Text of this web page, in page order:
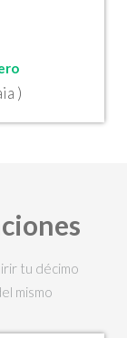
)
tu décimo
mismo